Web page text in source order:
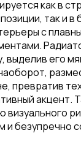
как в
так и в
с
выделив его
превратив
акцент.
визуального
и безупречно